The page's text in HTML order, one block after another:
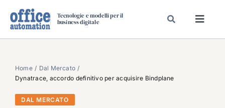
Tecnologie e modelli per il
business digitale
SPECIAL PAPER
TAVOLE ROTONDE DI REDAZIONE
DAL MERCATO
Home
Dal Mercato
Dynatrace, accordo definitivo per acquisire Bindplane
DAL MERCATO